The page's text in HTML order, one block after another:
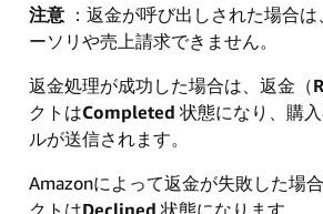
注意 ：返金が呼び出しされた場合
ーソリや売上請求できません。
返金処理が成功した場合は、返金（
クトはCompleted 状態になり、購
ルが送信されます。
Amazonによって返金が失敗した場
クトはDeclined 状態になります。